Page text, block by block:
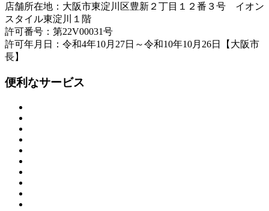
店舗所在地：大阪市東淀川区豊新２丁目１２番３号 イオン
スタイル東淀川１階
許可番号：第22V00031号
許可年月日：令和4年10月27日～令和10年10月26日【大阪市
長】
便利なサービス